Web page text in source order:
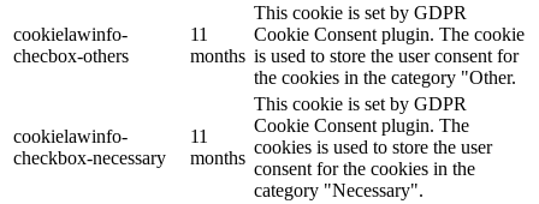
cookielawinfo-
checbox-others
11
months
This cookie is set by GDPR
Cookie Consent plugin. The cookie
is used to store the user consent for
the cookies in the category "Other.
cookielawinfo-
checkbox-necessary
11
months
This cookie is set by GDPR
Cookie Consent plugin. The
cookies is used to store the user
consent for the cookies in the
category "Necessary".